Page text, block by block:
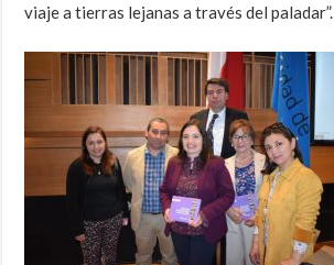
viaje a tierras lejanas a través del paladar”.